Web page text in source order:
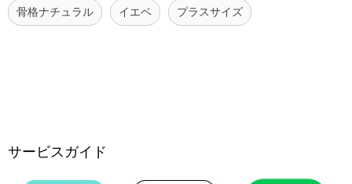
骨格ナチュラル イエベ プラスサイズ
サービスガイド